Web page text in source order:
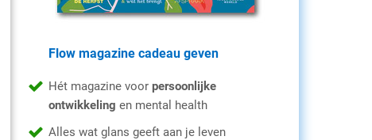
Flow magazine cadeau geven
Hét magazine voor persoonlijke
ontwikkeling en mental health
Alles wat glans geeft aan je leven